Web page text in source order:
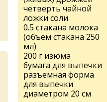
четверть чайной
ложки соли
0.5 стакана молока
(объем стакана 250
мл)
200 г изюма
бумага для выпечки
разъемная форма
для выпечки
диаметром 20 см